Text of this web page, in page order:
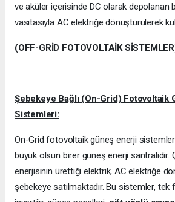
ve aküler içerisinde DC olarak depolanan
vasıtasıyla AC elektriğe dönüştürülerek
(OFF-GRİD FOTOVOLTAİK
Şebekeye Bağlı (On-Grid) Fotovoltaik
Sistemleri:
On-Grid fotovoltaik güneş enerji
büyük olsun birer güneş enerji santralidir.
enerjisinin ürettiği elektrik, AC elektriğe
şebekeye satılmaktadır. Bu sistemler, tek